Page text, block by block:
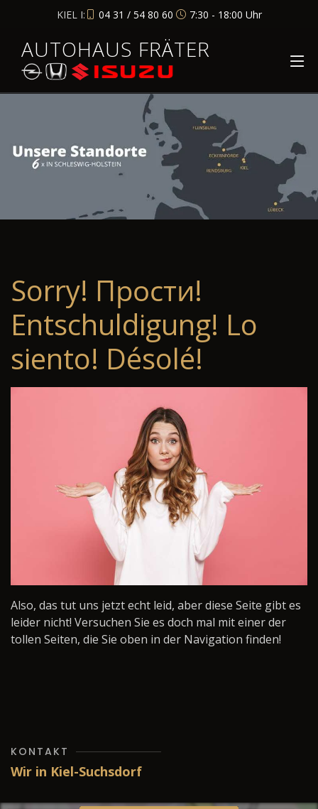
KIEL I: 04 31 / 54 80 60 7:30 - 18:00 Uhr
AUTOHAUS FRÄTER
Sorry! Прости!
Entschuldigung! Lo
siento! Désolé!
Also, das tut uns jetzt echt leid, aber diese Seite gibt es
leider nicht! Versuchen Sie es doch mal mit einer der
tollen Seiten, die Sie oben in der Navigation finden!
KONTAKT
Wir in Kiel-Suchsdorf